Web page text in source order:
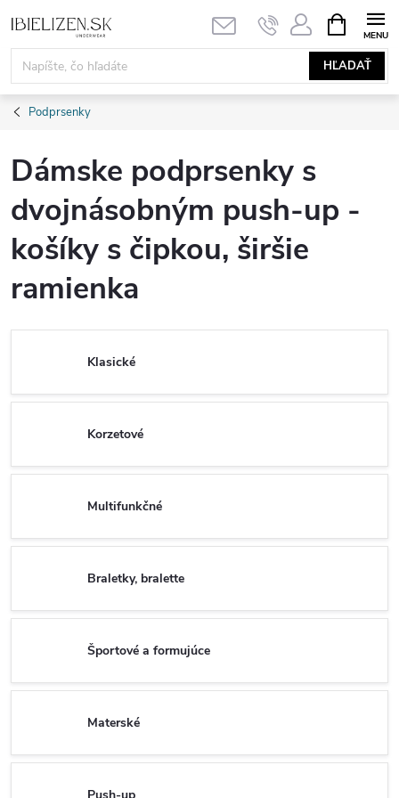
na
obsah
HĽADAŤ
KOŠÍK
Podprsenky
Dámske podprsenky s
dvojnásobným push-up -
košíky s čipkou, širšie
ramienka
Klasické
Korzetové
Multifunkčné
Braletky, bralette
Športové a formujúce
Materské
Push-up